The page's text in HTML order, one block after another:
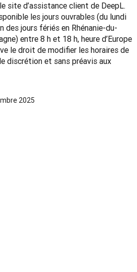
site d’assistance client de DeepL.
les jours ouvrables (du lundi
des jours fériés en Rhénanie-du-
entre 8 h et 18 h, heure d’Europe
le droit de modifier les horaires de
discrétion et sans préavis aux
2025